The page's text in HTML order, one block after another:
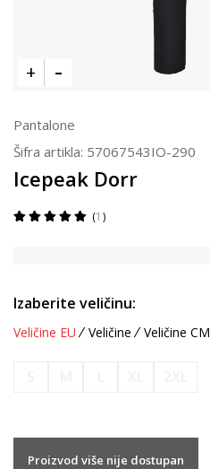
Pantalone
Šifra artikla: 57067543IO-290
Icepeak Dorr
1
Izaberite veličinu:
Veličine EU Veličine Veličine CM
Proizvod više nije dostupan